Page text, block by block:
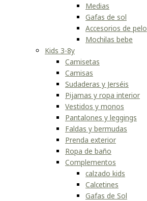
Medias
Gafas de sol
Accesorios de pelo
Mochilas bebe
Kids 3-8y
Camisetas
Camisas
Sudaderas y Jerséis
Pijamas y ropa interior
Vestidos y monos
Pantalones y leggings
Faldas y bermudas
Prenda exterior
Ropa de baño
Complementos
calzado kids
Calcetines
Gafas de Sol